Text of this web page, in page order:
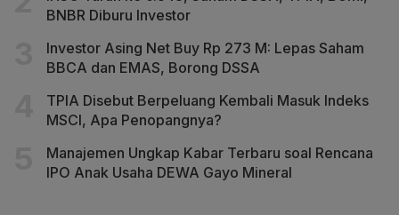
BNBR Diburu Investor
Investor Asing Net Buy Rp 273 M: Lepas Saham
BBCA dan EMAS, Borong DSSA
TPIA Disebut Berpeluang Kembali Masuk Indeks
MSCI, Apa Penopangnya?
Manajemen Ungkap Kabar Terbaru soal Rencana
IPO Anak Usaha DEWA Gayo Mineral